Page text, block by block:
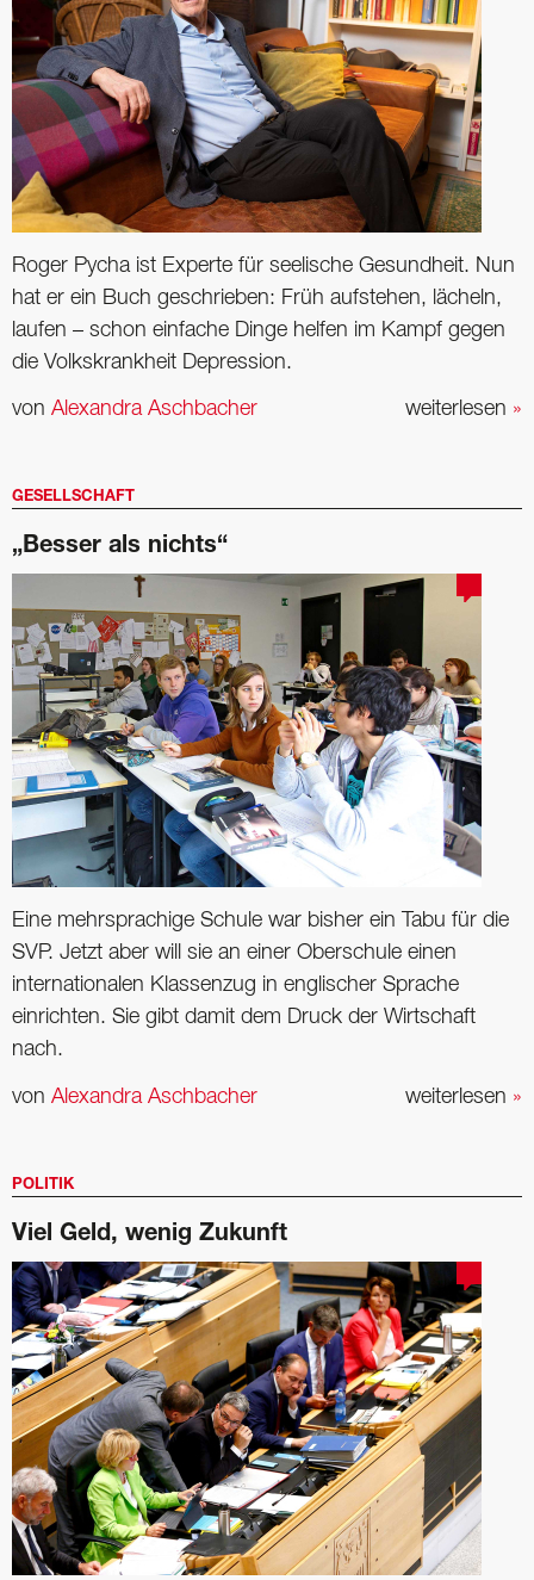
Roger Pycha ist Experte für seelische Gesundheit. Nun
hat er ein Buch ­geschrieben: Früh aufstehen, lächeln,
laufen – schon einfache Dinge ­helfen im Kampf gegen
die Volkskrankheit Depression.
weiterlesen »
von Alexandra Aschbacher
GESELLSCHAFT
„Besser als nichts“
Eine mehrsprachige Schule war bisher ein Tabu für die
SVP. Jetzt aber will sie an einer Oberschule einen
internationalen Klassenzug in englischer Sprache
einrichten. Sie gibt damit dem Druck der Wirtschaft
nach.
weiterlesen »
von Alexandra Aschbacher
POLITIK
Viel Geld, wenig Zukunft